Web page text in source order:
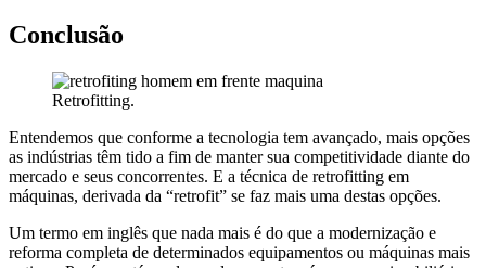
Conclusão
Retrofitting.
Entendemos que conforme a tecnologia tem avançado, mais opções
as indústrias têm tido a fim de manter sua competitividade diante do
mercado e seus concorrentes. E a técnica de retrofitting em
máquinas, derivada da “retrofit” se faz mais uma destas opções.
Um termo em inglês que nada mais é do que a modernização e
reforma completa de determinados equipamentos ou máquinas mais